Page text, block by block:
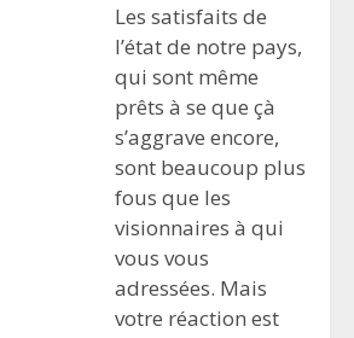
Les satisfaits de
l’état de notre pays,
qui sont même
prêts à se que çà
s’aggrave encore,
sont beaucoup plus
fous que les
visionnaires à qui
vous vous
adressées. Mais
votre réaction est